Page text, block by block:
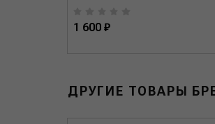
1 600 ₽
ДРУГИЕ ТОВАРЫ